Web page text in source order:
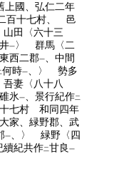
上國、弘仁二年
百十七村、 邑
田〈六十三
一 〉 群馬〈二
東西二郡一、中間
何時一、〉 勢多
妻〈八十八
碓氷一、景行紀作二
七村 和同四年
家、緑野郡、武
一、〉 緑野〈四
紀共作二甘良一